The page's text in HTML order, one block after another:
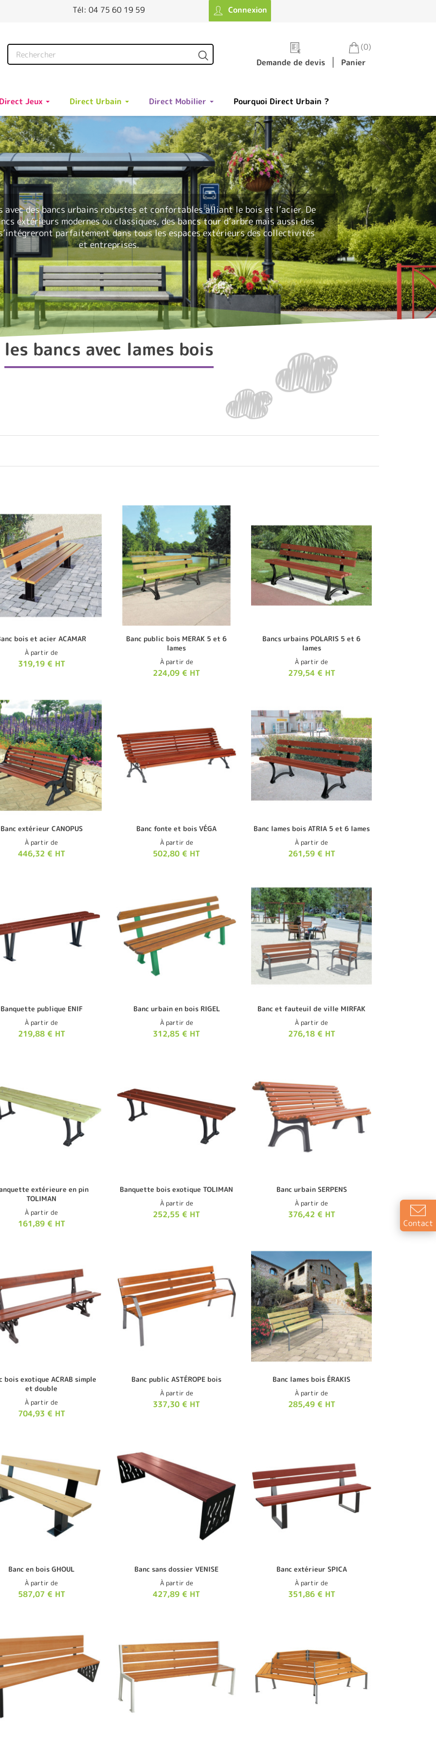
Tél: 04 75 60 19 59 Connexion
Demande de devis Panier
(0)
Jeux Direct Urbain Direct Mobilier Pourquoi Direct Urbain ?
avec desbancs urbainsrobustes et confortables alliant le bois et l’acier. De
extérieurs modernes ou classiques, des bancs tour d’arbre mais aussi des
parfaitement dans tous les espaces extérieurs des collectivités
et entreprises.
les bancs avec lames bois
bois et acier ACAMAR
À partir de
319,19 € HT
Banc public bois MERAK 5 et 6
lames
À partir de
224,09 € HT
Bancs urbains POLARIS 5 et 6
lames
À partir de
279,54 € HT
Banc extérieur CANOPUS
À partir de
446,32 € HT
Banc fonte et bois VÉGA
À partir de
502,80 € HT
Banc lames bois ATRIA 5 et 6 lames
À partir de
261,59 € HT
Banquette publique ENIF
À partir de
219,88 € HT
Banc urbain en bois RIGEL
À partir de
312,85 € HT
Banc et fauteuil de ville MIRFAK
À partir de
276,18 € HT
extérieure en pin
TOLIMAN
À partir de
161,89 € HT
Banquette bois exotique TOLIMAN
À partir de
252,55 € HT
Banc urbain SERPENS
À partir de
376,42 € HT
bois exotique ACRAB simple
et double
À partir de
704,93 € HT
Banc public ASTÉROPE bois
À partir de
337,30 € HT
Banc lames bois ÉRAKIS
À partir de
285,49 € HT
Banc en bois GHOUL
À partir de
587,07 € HT
Banc sans dossier VENISE
À partir de
427,89 € HT
Banc extérieur SPICA
À partir de
351,86 € HT
Contact